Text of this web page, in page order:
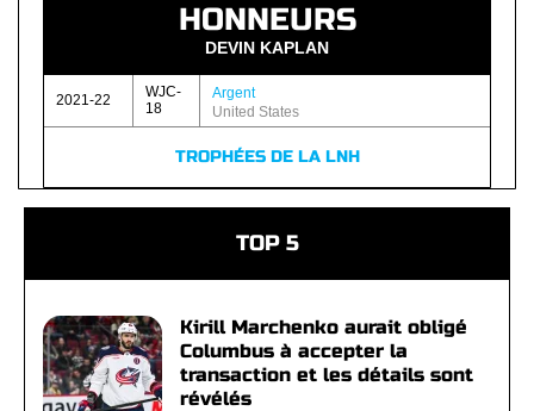
HONNEURS
DEVIN KAPLAN
2021-22
WJC-
18
Argent
United States
TROPHÉES DE LA LNH
TOP 5
Kirill Marchenko aurait obligé
Columbus à accepter la
transaction et les détails sont
révélés